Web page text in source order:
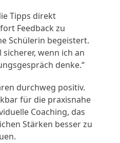
Tipps direkt
Feedback zu
Schülerin begeistert.
wenn ich an
denke.“
durchweg positiv.
für die praxisnahe
Coaching, das
Stärken besser zu